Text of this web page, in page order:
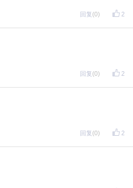
2
回复 (0)
2
回复 (0)
2
回复 (0)